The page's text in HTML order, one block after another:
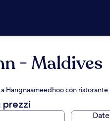
- Maldives
Hangnaameedhoo con ristorante
prezzi
Date